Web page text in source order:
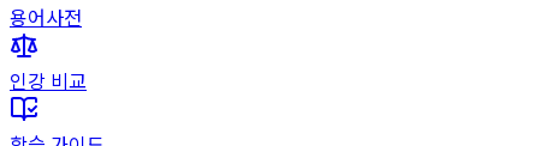
용어사전
인강 비교